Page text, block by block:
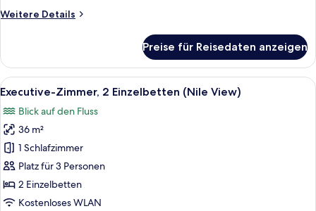
anzeigen
Weitere Details
Weitere
Zimmer,
1 King-
Bett
View)
Preise für Reisedaten anzeigen
Alle
Fotos
für
Executive-
Zimmer,
2 Einzelbetten
(Nile
View)
Eine Stadtansicht mit Fluss, Brücke
8
Executive-Zimmer, 2 Einzelbetten (Nile View)
Blick auf den Fluss
36 m²
1 Schlafzimmer
Platz für 3 Personen
2 Einzelbetten
Kostenloses WLAN